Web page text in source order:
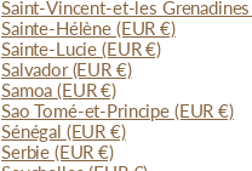
Saint-Vincent-et-les
Sainte-Hélène (EUR €)
Sainte-Lucie(EUR €)
Salvador(EUR €)
Samoa(EUR €)
Sao Tomé-et-Principe (EUR €)
Sénégal (EUR €)
Serbie (EUR €)